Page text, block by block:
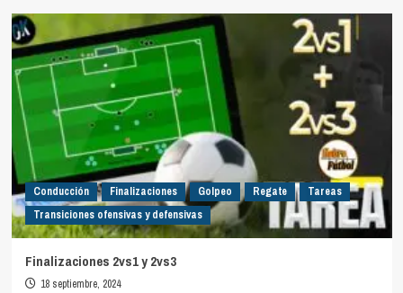
Conducción Finalizaciones Golpeo Regate
Tareas
Transiciones ofensivas y defensivas
Finalizaciones 2vs1 y 2vs3
18 septiembre, 2024